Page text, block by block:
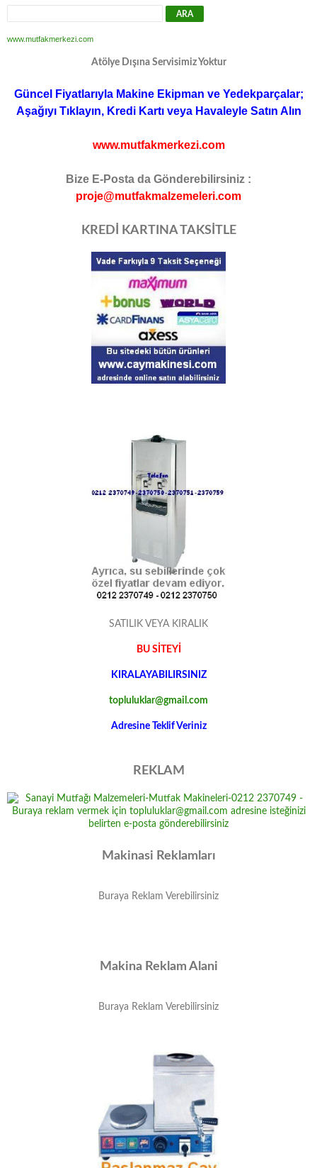
www.mutfakmerkezi.com
Atölye Dışına Servisimiz Yoktur
Güncel Fiyatlarıyla Makine Ekipman ve Yedekparçalar;
Aşağıyı Tıklayın, Kredi Kartı veya Havaleyle Satın Alın
www.mutfakmerkezi.com
Bize E-Posta da Gönderebilirsiniz :
proje@mutfakmalzemeleri.com
KREDİ KARTINA TAKSİTLE
SATILIK VEYA KIRALIK
BU SİTEYİ
KIRALAYABILIRSINIZ
topluluklar@gmail.com
Adresine Teklif Veriniz
REKLAM
Makinasi Reklamları
Buraya Reklam Verebilirsiniz
Makina Reklam Alani
Buraya Reklam Verebilirsiniz